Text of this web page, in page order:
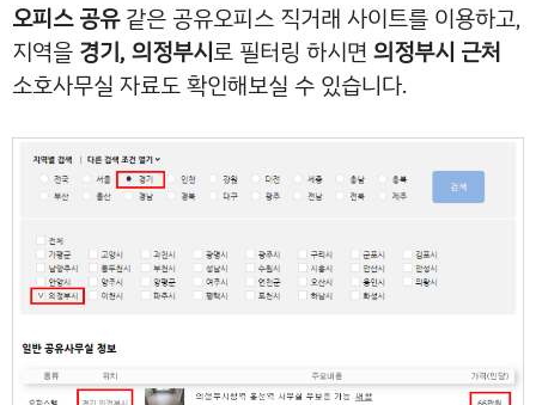
오피스 공유같은 공유오피스 직거래 사이트를 이용하고,
지역을 경기, 의정부시로 필터링 하시면 의정부시 근처
소호사무실 자료도 확인해보실 수 있습니다.